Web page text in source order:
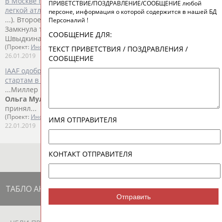
легкой атлетике
...). Второе место завоевала
Замкнула тройку призеров в этом виде программы Татьяна
Швыдкина (4.35 м). ...
(Проект: Информационное агентство СТАДИОН )
26.01.2019
IAAF одобрила заявки Ласицкене и Шубенкова на допуск к
стартам в нейтральном статусе
...Миллер и чемпионка России 2018 года в прыжках с шестом
Ольга Муллина
принял...
(Проект: Информационное агентство СТАДИОН
22.01.2019
ТАБЛО АКТИВНОСТИ
ПРИВЕТСТВИЕ/ПОЗДРАВЛЕНИЕ/СООБЩЕНИЕ любой
персоне, информация о которой содержится в нашей БД
Персоналий !
СООБЩЕНИЕ ДЛЯ:
ТЕКСТ ПРИВЕТСТВИЯ / ПОЗДРАВЛЕНИЯ /
СООБЩЕНИЕ
ИМЯ ОТПРАВИТЕЛЯ
КОНТАКТ ОТПРАВИТЕЛЯ
Отправить